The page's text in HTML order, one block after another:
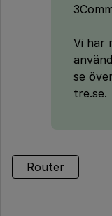
Vi har
se
tre.se.
Router